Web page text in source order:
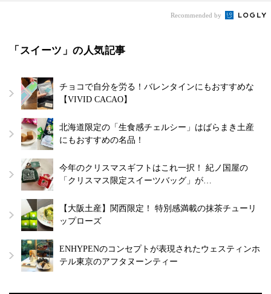
Recommended by
「スイーツ」の人気記事
チョコで自分を労る！バレンタインにもおすすめな
【VIVID CACAO】
北海道限定の「生食感チェルシー」はばらまき土産
にもおすすめの名品！
今年のクリスマスギフトはこれ一択！ 紀ノ国屋の
「クリスマス限定スイーツバッグ」が…
【大阪土産】関西限定！ 特別感満載の抹茶チューリ
ップローズ
ENHYPENのコンセプトが表現されたウェスティンホ
テル東京のアフタヌーンティー